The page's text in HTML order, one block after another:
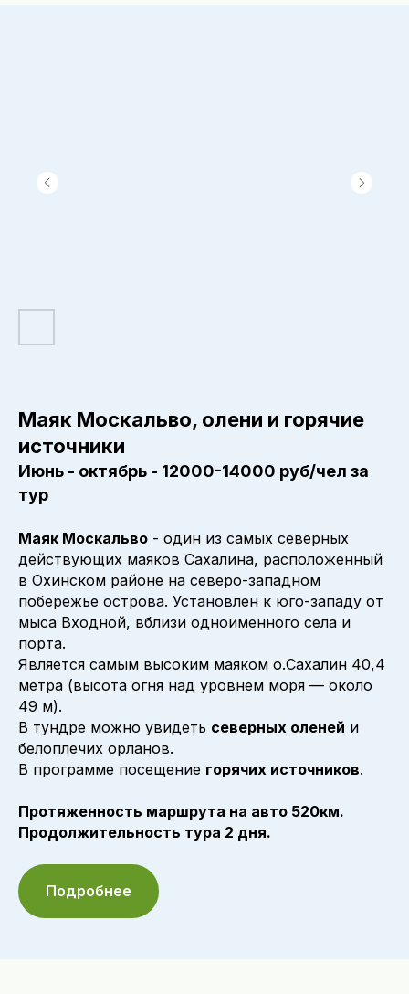
Маяк Москальво, олени и горячие
источники
Июнь - октябрь - 12000-14000 руб/чел за
тур
Маяк Москальво - один из самых северных
действующих маяков Сахалина, расположенный
в Охинском районе на северо-западном
побережье острова. Установлен к юго-западу от
мыса Входной, вблизи одноименного села и
порта.
Является самым высоким маяком о.Сахалин 40,4
метра (высота огня над уровнем моря — около
49 м).
В тундре можно увидеть северных оленей и
белоплечих орланов.
В программе посещение горячих источников.
Протяженность маршрута на авто 520км.
Продолжительность тура 2 дня.
Подробнее